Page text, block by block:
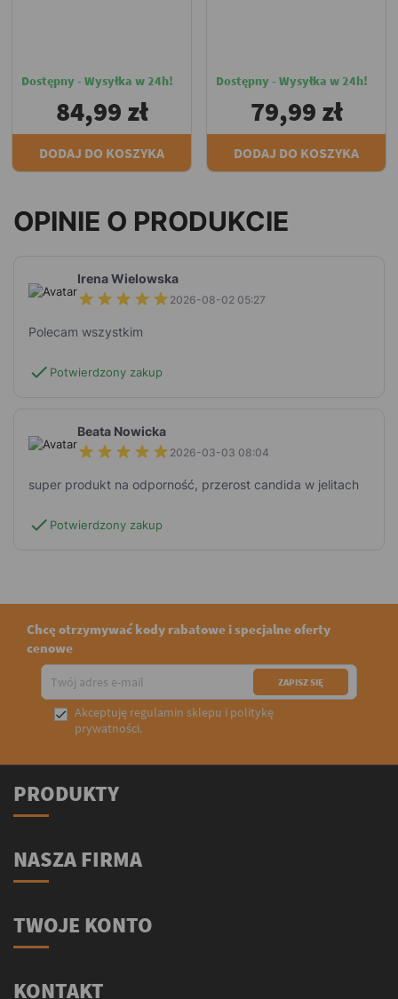
Dostępny - Wysyłka w 24h!
84,99 zł
DODAJ DO KOSZYKA
Dostępny - Wysyłka w 24h!
79,99 zł
DODAJ DO KOSZYKA
OPINIE O PRODUKCIE
Irena Wielowska
2026-08-02 05:27
Polecam wszystkim
check Potwierdzony zakup
Beata Nowicka
2026-03-03 08:04
super produkt na odporność, przerost candida w jelitach
check Potwierdzony zakup
Chcę otrzymywać kody rabatowe i specjalne oferty
cenowe
 Akceptuję regulamin sklepu i politykę
prywatności.
PRODUKTY
NASZA FIRMA
TWOJE KONTO
KONTAKT